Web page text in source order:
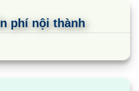
bên trong bộ phận điều
này có thể điều
cơ để đưa vào lồng giặt
Nhờ đó, có thể nâng cao
phí nội thành